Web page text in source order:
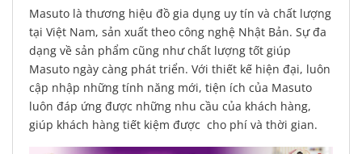
Masuto là thương hiệu đồ gia dụng uy tín và chất lượng
tại Việt Nam, sản xuất theo công nghệ Nhật Bản. Sự đa
dạng về sản phẩm cũng như chất lượng tốt giúp
Masuto ngày càng phát triển. Với thiết kế hiện đại, luôn
cập nhập những tính năng mới, tiện ích của Masuto
luôn đáp ứng được những nhu cầu của khách hàng,
giúp khách hàng tiết kiệm được cho phí và thời gian.